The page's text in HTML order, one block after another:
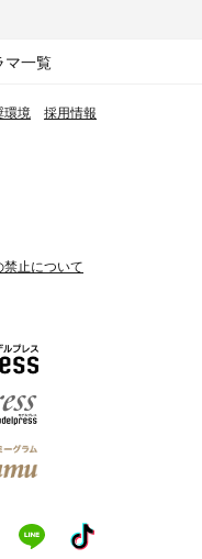
マ一覧
環境 採用情報
止について